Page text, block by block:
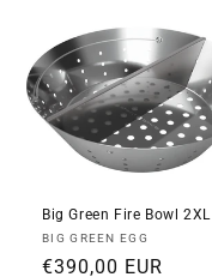
Big Green Fire Bowl 2XL
Anbieter:
BIG GREEN EGG
Normaler
€390,00 EUR